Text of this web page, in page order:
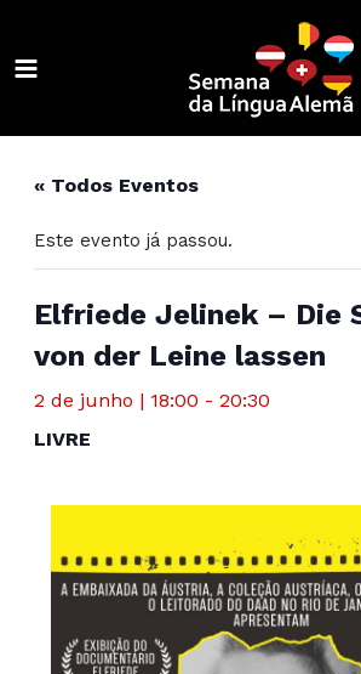
MENU
« Todos Eventos
Este evento já passou.
Elfriede Jelinek – Die
von der Leine lassen
2 de junho | 18:00 - 20:30
LIVRE